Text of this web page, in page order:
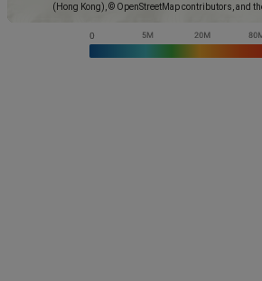
(Hong Kong), © OpenStreetMap contributors, and